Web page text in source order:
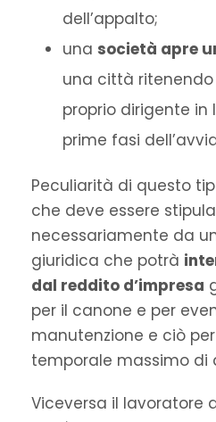
dell’appalto;
una società apre
una città
proprio dirigente in
prime fasi
Peculiarità di questo
che deve essere
necessariamente da
giuridica che potrà
dal reddito d’impresa
per il canone e per
manutenzione e ciò
temporale massimo di
Viceversa il lavoratore